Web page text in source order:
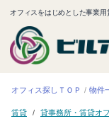
オフィスをはじめとした事業
オフィス探しＴＯＰ 物件
賃貸 貸事務所・賃貸オ